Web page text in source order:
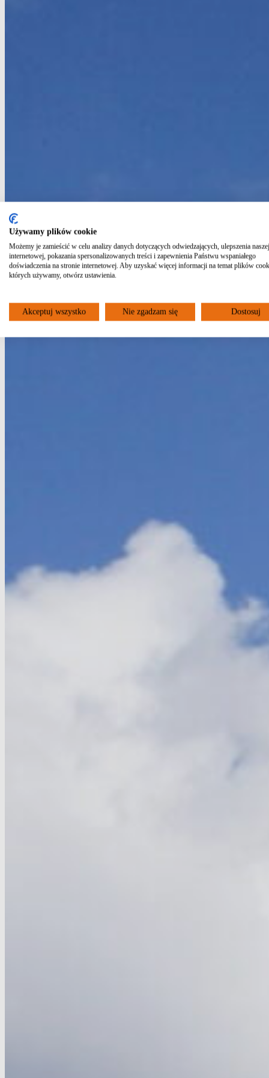
Używamy plików cookie
Możemy je zamieścić w celu analizy danych dotyczących odwiedzających, ulepszenia
internetowej, pokazania spersonalizowanych treści i zapewnienia Państwu wspaniałego
doświadczenia na stronie internetowej. Aby uzyskać więcej informacji na temat plików
których używamy, otwórz ustawienia.
Akceptuj wszystko Nie zgadzam się Dostosuj